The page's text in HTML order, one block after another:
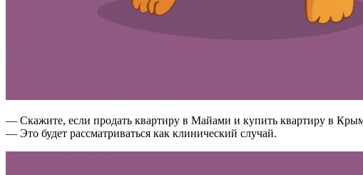
— Скажите, если продать квартиру в Майами и купить квартиру в
— Это будет рассматриваться как клинический случай.